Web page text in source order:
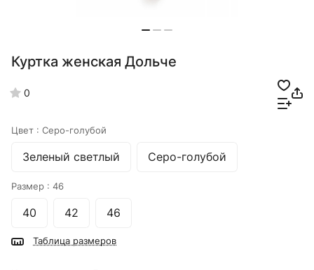
Куртка женская Дольче
0
Цвет : Серо-голубой
Зеленый светлый Серо-голубой
Размер : 46
40 42 46
Таблица размеров